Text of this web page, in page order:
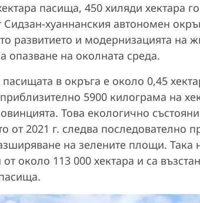
пасища, 450 хиляди хектара
хуаннанския автономен
развитието и модернизацията на
опазване на околната среда.
в окръга е около 0,45
5900 килограма на
Това екологично
от 2021 г. следва последователно
на зелените площи. Така
около 113 000 хектара и са